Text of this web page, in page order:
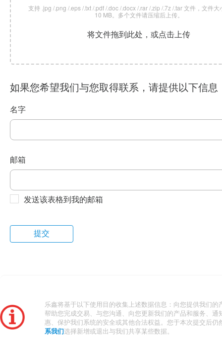
支持 .jpg /.png /.eps /.txt /.pdf /.doc /.docx /.rar /.zip /.7z /.tar 文件，文件大
10 MB。多个文件请压缩后上传。
将文件拖到此处，或点击上传
如果您希望我们与您取得联系，请提供以下信息
名字
邮箱
发送该表格到我的邮箱
乐鑫将基于以下使用目的收集上述数据信息：向您提供我们的
帮助您完成交易、与您沟通、向您更新我们的产品和服务、通
惠、保护我们系统的安全或其他合法权益。您于本次提交后仍
系我们 选择新增或退出与我们共享某些数据。